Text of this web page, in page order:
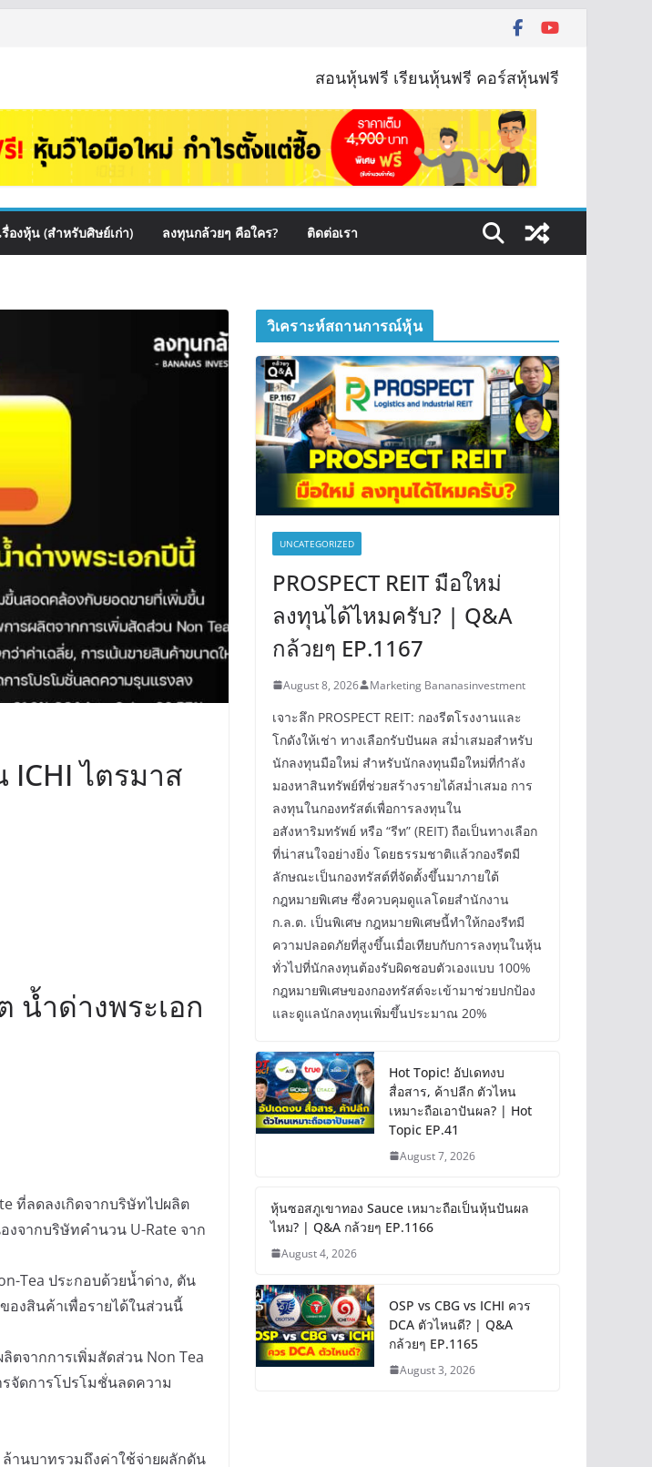
สอนหุ้นฟรี เรียนหุ้นฟรี คอร์สหุ้นฟรี
องหุ้น (สำหรับศิษย์เก่า) ลงทุนกล้วยๆ คือใคร? ติดต่อเรา
ICHI ไตรมาส
น้ำด่างพระเอก
ที่ลดลงเกิดจากบริษัทไปผลิต
งจากบริษัทคำนวน U-Rate จาก
Tea ประกอบด้วยน้ำด่าง, ตัน
องสินค้าเพื่อรายได้ในส่วนนี้
จากการเพิ่มสัดส่วน Non Tea
จัดการโปรโมชั่นลดความ
านบาทรวมถึงค่าใช้จ่ายผลักดัน
วิเคราะห์สถานการณ์หุ้น
UNCATEGORIZED
PROSPECT REIT มือใหม่
ลงทุนได้ไหมครับ? | Q&A
กล้วยๆ EP.1167
August 8, 2026 Marketing Bananasinvestment
เจาะลึก PROSPECT REIT: กองรีตโรงงานและ
โกดังให้เช่า ทางเลือกรับปันผล สม่ำเสมอสำหรับ
นักลงทุนมือใหม่ สำหรับนักลงทุนมือใหม่ที่กำลัง
มองหาสินทรัพย์ที่ช่วยสร้างรายได้สม่ำเสมอ การ
ลงทุนในกองทรัสต์เพื่อการลงทุนใน
อสังหาริมทรัพย์ หรือ “รีท” (REIT) ถือเป็นทางเลือก
ที่น่าสนใจอย่างยิ่ง โดยธรรมชาติแล้วกองรีตมี
ลักษณะเป็นกองทรัสต์ที่จัดตั้งขึ้นมาภายใต้
กฎหมายพิเศษ ซึ่งควบคุมดูแลโดยสำนักงาน
ก.ล.ต. เป็นพิเศษ กฎหมายพิเศษนี้ทำให้กองรีทมี
ความปลอดภัยที่สูงขึ้นเมื่อเทียบกับการลงทุนในหุ้น
ทั่วไปที่นักลงทุนต้องรับผิดชอบตัวเองแบบ 100%
กฎหมายพิเศษของกองทรัสต์จะเข้ามาช่วยปกป้อง
และดูแลนักลงทุนเพิ่มขึ้นประมาณ 20%
Hot Topic! อัปเดทงบ
สื่อสาร, ค้าปลีก ตัวไหน
เหมาะถือเอาปันผล? | Hot
Topic EP.41
August 7, 2026
หุ้นซอสภูเขาทอง Sauce เหมาะถือเป็นหุ้นปันผล
ไหม? | Q&A กล้วยๆ EP.1166
August 4, 2026
OSP vs CBG vs ICHI ควร
DCA ตัวไหนดี? | Q&A
กล้วยๆ EP.1165
August 3, 2026